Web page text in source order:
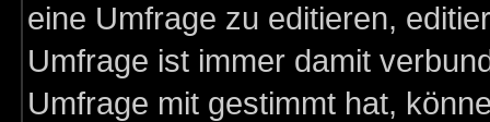
eine Umfrage zu editieren,
Umfrage ist immer damit
Umfrage mit gestimmt hat,